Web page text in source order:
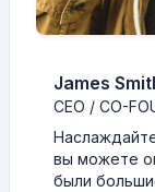
James
CEO / CO-
вы можете
были